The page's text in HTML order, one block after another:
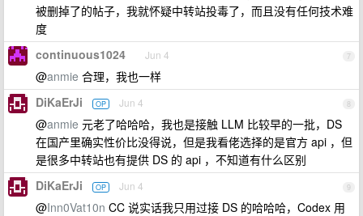
被删掉了的帖子，我就怀疑中转站投毒了，而且没有任何技术难
度
7
continuous1024 Jun 4
@anmie 合理，我也一样
8
DiKaErJi OP Jun 4
@anmie 元老了哈哈哈，我也是接触 LLM 比较早的一批，DS
在国产里确实性价比没得说，但是我看佬选择的是官方 api ，但
是很多中转站也有提供 DS 的 api ，不知道有什么区别
9
DiKaErJi OP Jun 4
@Inn0Vat10n CC 说实话我只用过接 DS 的哈哈哈，Codex 用